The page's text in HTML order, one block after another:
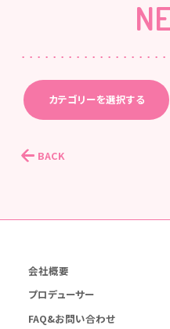
カテゴリーを選択する
BACK
会社概要
プロデューサー
FAQ&お問い合わせ